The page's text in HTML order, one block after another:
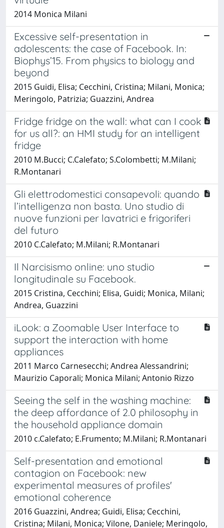
2014 Monica Milani
Excessive self-presentation in
adolescents: the case of Facebook. In:
Biophys’15. From physics to biology and
beyond
2015 Guidi, Elisa; Cecchini, Cristina; Milani, Monica;
Meringolo, Patrizia; Guazzini, Andrea
Fridge fridge on the wall: what can I cook
for us all?: an HMI study for an intelligent
fridge
2010 M.Bucci; C.Calefato; S.Colombetti; M.Milani;
R.Montanari
Gli elettrodomestici consapevoli: quando
l’intelligenza non basta. Uno studio di
nuove funzioni per lavatrici e frigoriferi
del futuro
2010 C.Calefato; M.Milani; R.Montanari
Il Narcisismo online: uno studio
longitudinale su Facebook.
2015 Cristina, Cecchini; Elisa, Guidi; Monica, Milani;
Andrea, Guazzini
iLook: a Zoomable User Interface to
support the interaction with home
appliances
2011 Marco Carnesecchi; Andrea Alessandrini;
Maurizio Caporali; Monica Milani; Antonio Rizzo
Seeing the self in the washing machine:
the deep affordance of 2.0 philosophy in
the household appliance domain
2010 c.Calefato; E.Frumento; M.Milani; R.Montanari
Self-presentation and emotional
contagion on Facebook: new
experimental measures of profiles'
emotional coherence
2016 Guazzini, Andrea; Guidi, Elisa; Cecchini,
Cristina; Milani, Monica; Vilone, Daniele; Meringolo,